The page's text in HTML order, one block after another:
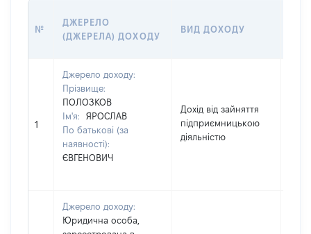
№
ДЖЕРЕЛО
(ДЖЕРЕЛА) ДОХОДУ
ВИД ДОХОДУ
1
Джерело доходу:
Прізвище:
ПОЛОЗКОВ
Ім'я:
ЯРОСЛАВ
По батькові (за
наявності):
ЄВГЕНОВИЧ
Дохід від зайняття
підприємницькою
діяльністю
Джерело доходу:
Юридична особа,